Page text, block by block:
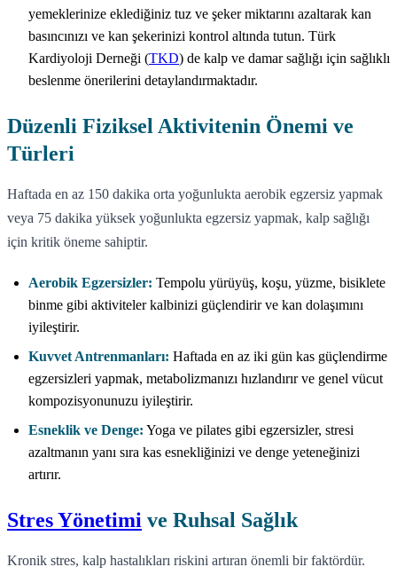
yemeklerinize eklediğiniz tuz ve şeker miktarını azaltarak kan
basıncınızı ve kan şekerinizi kontrol altında tutun. Türk
Kardiyoloji Derneği (TKD) de kalp ve damar sağlığı için sağlıklı
beslenme önerilerini detaylandırmaktadır.
Düzenli Fiziksel Aktivitenin Önemi ve
Türleri
Haftada en az 150 dakika orta yoğunlukta aerobik egzersiz yapmak
veya 75 dakika yüksek yoğunlukta egzersiz yapmak, kalp sağlığı
için kritik öneme sahiptir.
Aerobik Egzersizler: Tempolu yürüyüş, koşu, yüzme, bisiklete
binme gibi aktiviteler kalbinizi güçlendirir ve kan dolaşımını
iyileştirir.
Kuvvet Antrenmanları: Haftada en az iki gün kas güçlendirme
egzersizleri yapmak, metabolizmanızı hızlandırır ve genel vücut
kompozisyonunuzu iyileştirir.
Esneklik ve Denge: Yoga ve pilates gibi egzersizler, stresi
azaltmanın yanı sıra kas esnekliğinizi ve denge yeteneğinizi
artırır.
Stres Yönetimi ve Ruhsal Sağlık
Kronik stres, kalp hastalıkları riskini artıran önemli bir faktördür.